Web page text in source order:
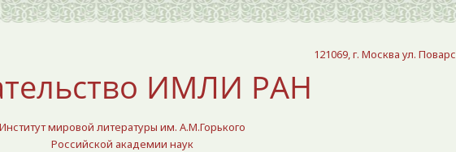
ИМЛИ РАН
Институт мировой литературы им. А.М.Горького
Российской академии наук
121069, г. Москва ул.